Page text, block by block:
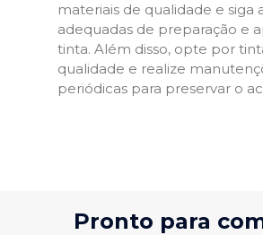
materiais de qualidade e siga
adequadas de preparação e
tinta. Além disso, opte por
qualidade e realize
periódicas para preservar o
Pronto para